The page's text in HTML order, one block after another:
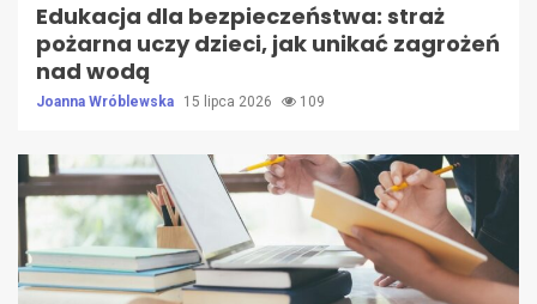
Edukacja dla bezpieczeństwa: straż
pożarna uczy dzieci, jak unikać zagrożeń
nad wodą
Joanna Wróblewska 15 lipca 2026 109